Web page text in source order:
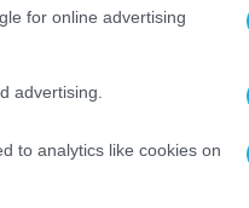
for online advertising
advertising.
to analytics like cookies on
καθοριστικό ρόλο
σημαντική
900 εκατ. ευρώ
την πρόσβαση
του 2025,
συνολικού